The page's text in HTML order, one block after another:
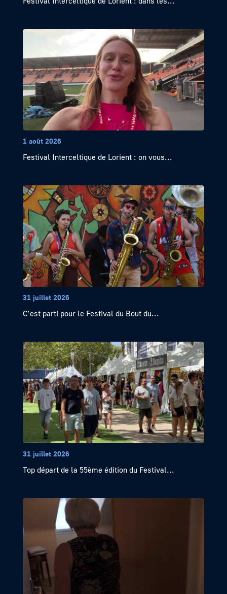
1 août 2026
Festival Interceltique de Lorient : on vous...
31 juillet 2026
C’est parti pour le Festival du Bout du...
31 juillet 2026
Top départ de la 55ème édition du Festival...